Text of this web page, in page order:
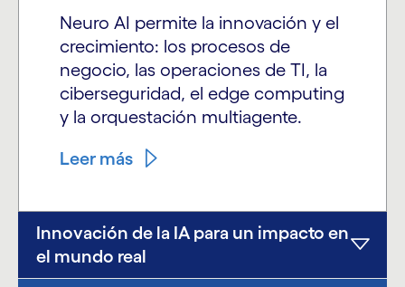
Neuro AI permite la innovación y el
crecimiento: los procesos de
negocio, las operaciones de TI, la
ciberseguridad, el edge computing
y la orquestación multiagente.
Leer más
Innovación de la IA para un impacto en
el mundo real